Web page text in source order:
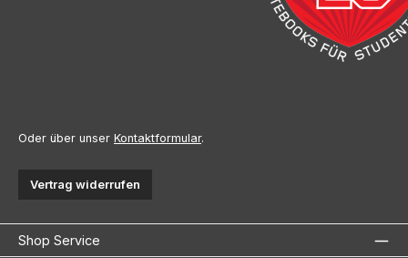
Oder über unser Kontaktformular.
Vertrag widerrufen
Shop Service